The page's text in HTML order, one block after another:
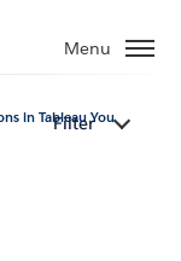
Menu
in Tableau You
Filter